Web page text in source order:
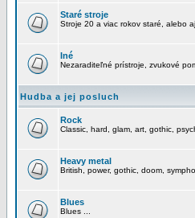
Staré stroje
Stroje 20 a viac rokov staré, alebo
Iné
Nezaraditeľné prístroje, zvukové
Hudba a jej posluch
Rock
Classic, hard, glam, art, gothic,
Heavy metal
British, power, gothic, doom,
Blues
Blues ...